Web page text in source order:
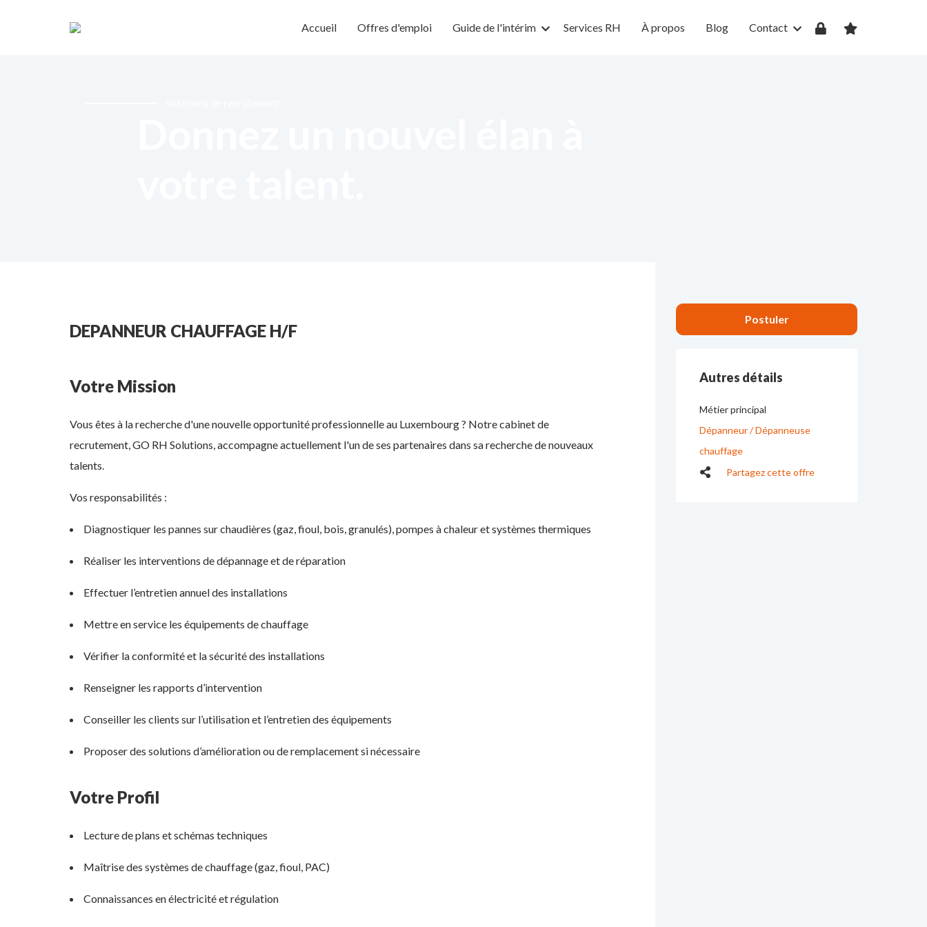
Accueil Offres d'emploi Guide de l'intérim Services RH À propos Blog Contact
DEPANNEUR CHAUFFAGE H/F
Votre Mission
Vous êtes à la recherche d'une nouvelle opportunité professionnelle au Luxembourg ? Notre cabinet de
recrutement, GO RH Solutions, accompagne actuellement l'un de ses partenaires dans sa recherche de nouveaux
talents.
Vos responsabilités :
Diagnostiquer les pannes sur chaudières (gaz, fioul, bois, granulés), pompes à chaleur et systèmes thermiques
Réaliser les interventions de dépannage et de réparation
Effectuer l’entretien annuel des installations
Mettre en service les équipements de chauffage
Vérifier la conformité et la sécurité des installations
Renseigner les rapports d’intervention
Conseiller les clients sur l’utilisation et l’entretien des équipements
Proposer des solutions d’amélioration ou de remplacement si nécessaire
Votre Profil
Lecture de plans et schémas techniques
Maîtrise des systèmes de chauffage (gaz, fioul, PAC)
Connaissances en électricité et régulation
Autres détails
Métier principal
Dépanneur / Dépanneuse
chauffage
Partagez cette offre